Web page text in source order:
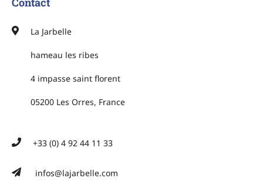
La Jarbelle
hameau les ribes
4 impasse saint florent
05200 Les Orres, France
+33 (0) 4 92 44 11 33
infos@lajarbelle.com